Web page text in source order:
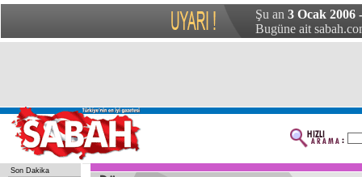
Şu an 3 Ocak 2006
Bugüne ait
Son Dakika